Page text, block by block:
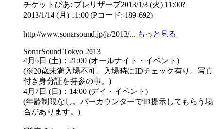
チケットぴあ: プレリザーブ2013/1/8 (火) 11:00?
2013/1/14 (月) 11:00 (Pコード: 189-692)
http://www.sonarsound.jp/ja/2013/... もっと見る
SonarSound Tokyo 2013
4月6日 (土)：21:00 (オールナイト・イベント)
(※20歳未満入場不可。入場時にIDチェック有り。写真
付き身分証を持参の事。)
4月7日 (日)：14:00 (デイ・イベント)
(年齢制限なし。バーカウンターでID提示してもらう場
合があります。)